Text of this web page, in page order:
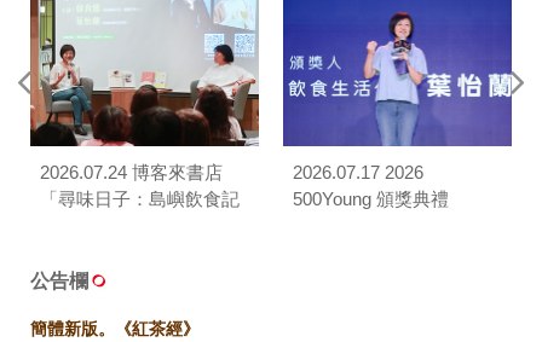
2026.07.24 博客來書店
「尋味日子：島嶼飲食記
2026.07.17 2026
500Young 頒獎典禮
公告欄
簡體新版。《紅茶經》